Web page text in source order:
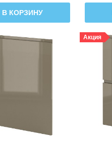
В КОРЗИНУ
Акция